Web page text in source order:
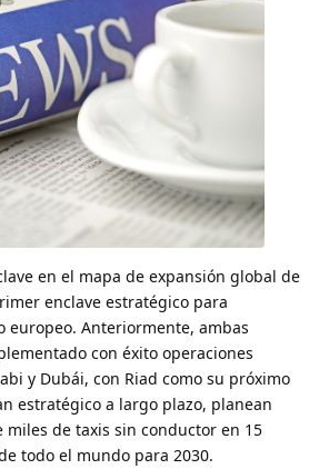
en el mapa de expansión global de
enclave estratégico para
europeo. Anteriormente, ambas
con éxito operaciones
y Dubái, con Riad como su próximo
estratégico a largo plazo, planean
miles de taxis sin conductor en 15
todo el mundo para 2030.